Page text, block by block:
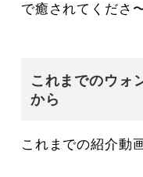
で癒されてくださ
これまでのウォ
から
これまでの紹介動